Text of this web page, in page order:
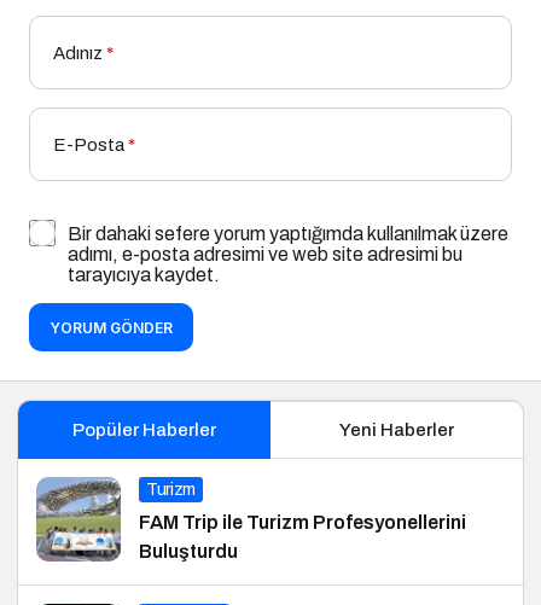
Adınız *
E-Posta*
Bir dahaki sefere yorum yaptığımda kullanılmak üzere
adımı, e-posta adresimi ve web site adresimi bu
tarayıcıya kaydet.
YORUM GÖNDER
Popüler Haberler Yeni Haberler
Turizm
FAM Trip ile Turizm Profesyonellerini
Buluşturdu